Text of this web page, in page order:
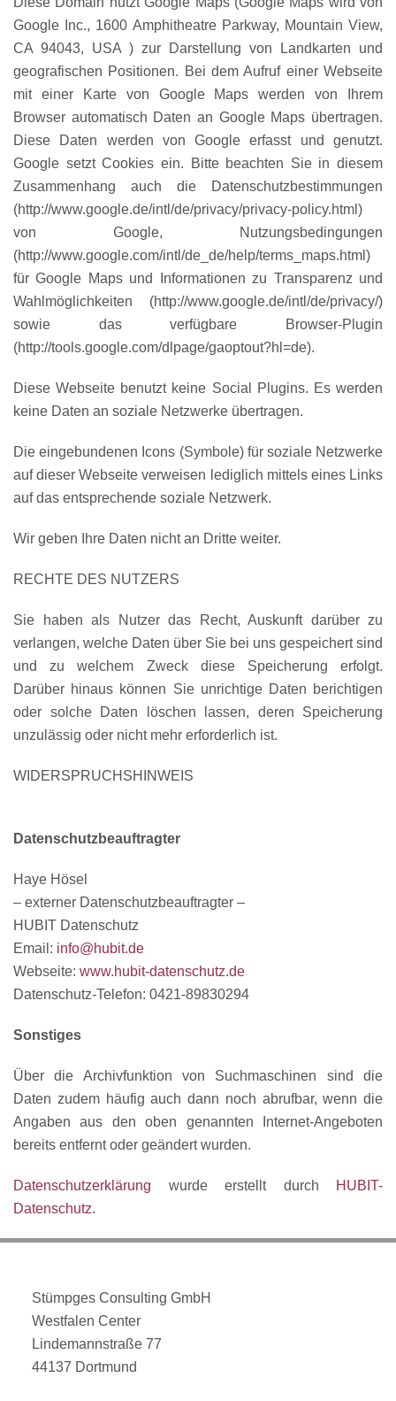
Google Inc., 1600 Amphitheatre Parkway, Mountain View,
CA 94043, USA ) zur Darstellung von Landkarten und
geografischen Positionen. Bei dem Aufruf einer Webseite
mit einer Karte von Google Maps werden von Ihrem
Browser automatisch Daten an Google Maps übertragen.
Diese Daten werden von Google erfasst und genutzt.
Google setzt Cookies ein. Bitte beachten Sie in diesem
Zusammenhang auch die Datenschutzbestimmungen
(http://www.google.de/intl/de/privacy/privacy-policy.html)
von Google, Nutzungsbedingungen
(http://www.google.com/intl/de_de/help/terms_maps.html)
für Google Maps und Informationen zu Transparenz und
Wahlmöglichkeiten (http://www.google.de/intl/de/privacy/)
sowie das verfügbare Browser-Plugin
(http://tools.google.com/dlpage/gaoptout?hl=de).
Diese Webseite benutzt keine Social Plugins. Es werden
keine Daten an soziale Netzwerke übertragen.
Die eingebundenen Icons (Symbole) für soziale Netzwerke
auf dieser Webseite verweisen lediglich mittels eines Links
auf das entsprechende soziale Netzwerk.
Wir geben Ihre Daten nicht an Dritte weiter.
RECHTE DES NUTZERS
Sie haben als Nutzer das Recht, Auskunft darüber zu
verlangen, welche Daten über Sie bei uns gespeichert sind
und zu welchem Zweck diese Speicherung erfolgt.
Darüber hinaus können Sie unrichtige Daten berichtigen
oder solche Daten löschen lassen, deren Speicherung
unzulässig oder nicht mehr erforderlich ist.
WIDERSPRUCHSHINWEIS
Datenschutzbeauftragter
Haye Hösel
– externer Datenschutzbeauftragter –
HUBIT Datenschutz
Email: info@hubit.de
Webseite: www.hubit-datenschutz.de
Datenschutz-Telefon: 0421-89830294
Sonstiges
Über die Archivfunktion von Suchmaschinen sind die
Daten zudem häufig auch dann noch abrufbar, wenn die
Angaben aus den oben genannten Internet-Angeboten
bereits entfernt oder geändert wurden.
Datenschutzerklärung wurde erstellt durch
HUBIT-
Datenschutz.
Stümpges Consulting GmbH
Westfalen Center
Lindemannstraße 77
44137 Dortmund